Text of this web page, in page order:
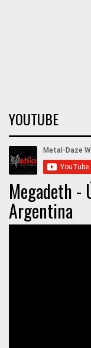
YOUTUBE
Megadeth -
Argentina